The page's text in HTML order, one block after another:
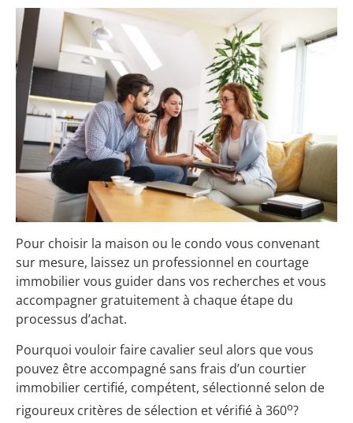
Pour choisir la maison ou le condo vous convenant
sur mesure, laissez un professionnel en courtage
immobilier vous guider dans vos recherches et vous
accompagner gratuitement à chaque étape du
processus d’achat.
Pourquoi vouloir faire cavalier seul alors que vous
pouvez être accompagné sans frais d’un courtier
immobilier certifié, compétent, sélectionné selon de
rigoureux critères de sélection et vérifié à 360o?